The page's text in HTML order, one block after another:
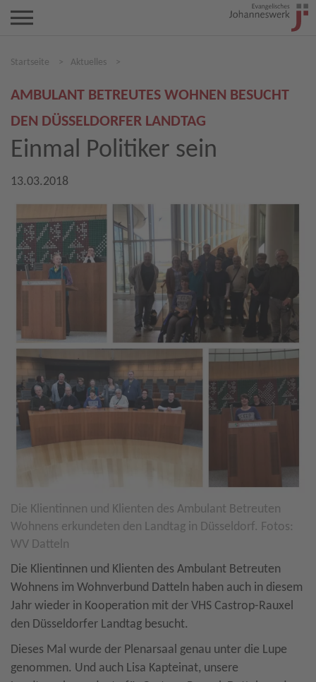
Startseite > Aktuelles >
AMBULANT BETREUTES WOHNEN BESUCHT
DEN DÜSSELDORFER LANDTAG
Einmal Politiker sein
13.03.2018
Die Klientinnen und Klienten des Ambulant Betreuten
Wohnens erkundeten den Landtag in Düsseldorf. Fotos:
WV Datteln
Die Klientinnen und Klienten des Ambulant Betreuten
Wohnens im Wohnverbund Datteln haben auch in diesem
Jahr wieder in Kooperation mit der VHS Castrop-Rauxel
den Düsseldorfer Landtag besucht.
Dieses Mal wurde der Plenarsaal genau unter die Lupe
genommen. Und auch Lisa Kapteinat, unsere